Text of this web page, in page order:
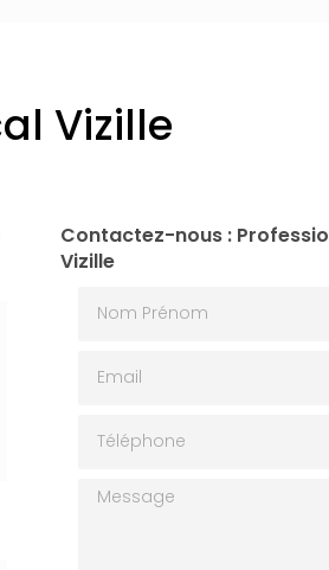
Vizille
Contactez-nous :
Vizille
Message